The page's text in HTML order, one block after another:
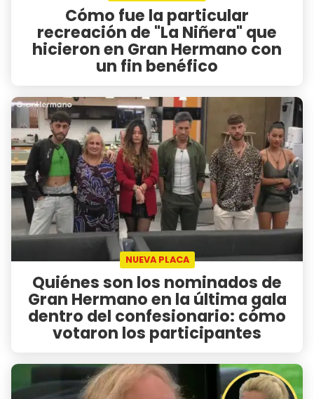
Cómo fue la particular
recreación de "La Niñera" que
hicieron en Gran Hermano con
un fin benéfico
NUEVA PLACA
Quiénes son los nominados de
Gran Hermano en la última gala
dentro del confesionario: cómo
votaron los participantes